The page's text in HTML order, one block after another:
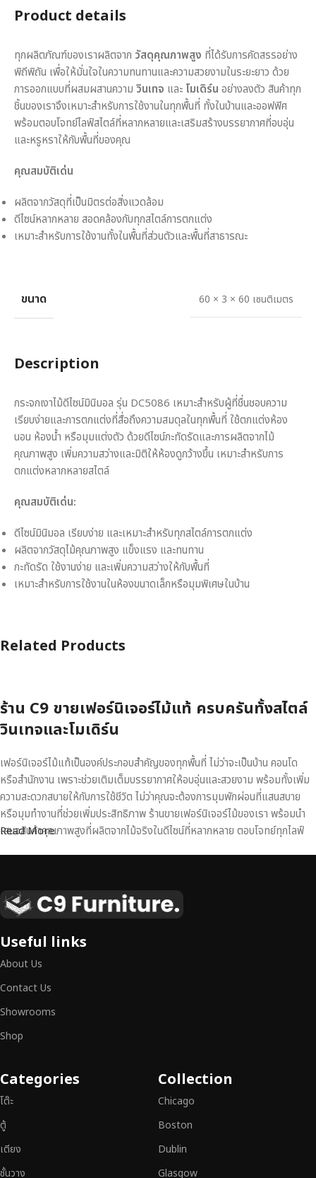
Product details
ทุกผลิตภัณฑ์ของเราผลิตจาก วัสดุคุณภาพสูง ที่ได้รับการคัดสรรอย่าง
พิถีพิถัน เพื่อให้มั่นใจในความทนทานและความสวยงามในระยะยาว ด้วย
การออกแบบที่ผสมผสานความ วินเทจ และ โมเดิร์น อย่างลงตัว สินค้าทุก
ชิ้นของเราจึงเหมาะสำหรับการใช้งานในทุกพื้นที่ ทั้งในบ้านและออฟฟิศ
พร้อมตอบโจทย์ไลฟ์สไตล์ที่หลากหลายและเสริมสร้างบรรยากาศที่อบอุ่น
และหรูหราให้กับพื้นที่ของคุณ
คุณสมบัติเด่น
ผลิตจากวัสดุที่เป็นมิตรต่อสิ่งแวดล้อม
ดีไซน์หลากหลาย สอดคล้องกับทุกสไตล์การตกแต่ง
เหมาะสำหรับการใช้งานทั้งในพื้นที่ส่วนตัวและพื้นที่สาธารณะ
ขนาด 60 × 3 × 60 เซนติเมตร
Description
กระจกเงาไม้ดีไซน์มินิมอล รุ่น DC5086 เหมาะสำหรับผู้ที่ชื่นชอบความ
เรียบง่ายและการตกแต่งที่สื่อถึงความสมดุลในทุกพื้นที่ ใช้ตกแต่งห้อง
นอน ห้องน้ำ หรือมุมแต่งตัว ด้วยดีไซน์กะทัดรัดและการผลิตจากไม้
คุณภาพสูง เพิ่มความสว่างและมิติให้ห้องดูกว้างขึ้น เหมาะสำหรับการ
ตกแต่งหลากหลายสไตล์
คุณสมบัติเด่น:
ดีไซน์มินิมอล เรียบง่าย และเหมาะสำหรับทุกสไตล์การตกแต่ง
ผลิตจากวัสดุไม้คุณภาพสูง แข็งแรง และทนทาน
กะทัดรัด ใช้งานง่าย และเพิ่มความสว่างให้กับพื้นที่
เหมาะสำหรับการใช้งานในห้องขนาดเล็กหรือมุมพิเศษในบ้าน
Related Products
ร้าน C9 ขายเฟอร์นิเจอร์ไม้แท้ ครบครันทั้งสไตล์
วินเทจและโมเดิร์น
เฟอร์นิเจอร์ไม้แท้เป็นองค์ประกอบสำคัญของทุกพื้นที่ ไม่ว่าจะเป็นบ้าน คอนโด
หรือสำนักงาน เพราะช่วยเติมเต็มบรรยากาศให้อบอุ่นและสวยงาม พร้อมทั้งเพิ่ม
ความสะดวกสบายให้กับการใช้ชีวิต ไม่ว่าคุณจะต้องการมุมพักผ่อนที่แสนสบาย
หรือมุมทำงานที่ช่วยเพิ่มประสิทธิภาพ ร้านขายเฟอร์นิเจอร์ไม้ของเรา พร้อมนำ
เสนอสินค้าคุณภาพสูงที่ผลิตจากไม้จริงในดีไซน์ที่หลากหลาย ตอบโจทย์ทุกไลฟ์
เหนือระดับ
เฟอร์นิเจอร์ไม้ไม่ใช่เพียงของตกแต่ง แต่เป็นงานศิลปะที่สะท้อนถึงรสนิยมและ
สามารถผสานความสวยงาม ความแข็งแรง และการใช้งานที่ตอบโจทย์ทุกความ
ต้องการได้อย่างลงตัว เฟอร์นิเจอร์ทุกชิ้นของเราผลิตจากวัสดุคุณภาพสูง ผ่าน
การตรวจสอบมาตรฐานอย่างเคร่งครัด
สิก และการใช้งานที่ยาวนาน
ประกันคุณภาพและการบริการที่ดีที่สุด
Read More
Useful links
About Us
Contact Us
Showrooms
Shop
Categories
โต๊ะ
ตู้
เตียง
ชั้นวาง
Collection
Chicago
Boston
Dublin
Glasgow